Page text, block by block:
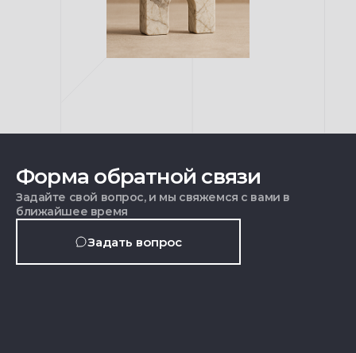
Форма обратной связи
Задайте свой вопрос, и мы свяжемся с вами в
ближайшее время
Задать вопрос